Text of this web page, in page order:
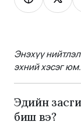
Энэхүү
эхний хэсэг юм.
Эдийн
биш вэ?